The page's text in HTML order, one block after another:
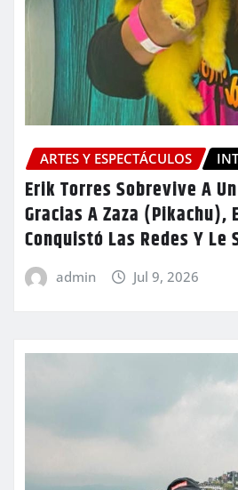
ARTES Y ESPECTÁCULOS
Erik Torres Sobrevive A
Gracias A Zaza (Pikachu),
Conquistó Las Redes Y Le
admin Jul 9, 2026